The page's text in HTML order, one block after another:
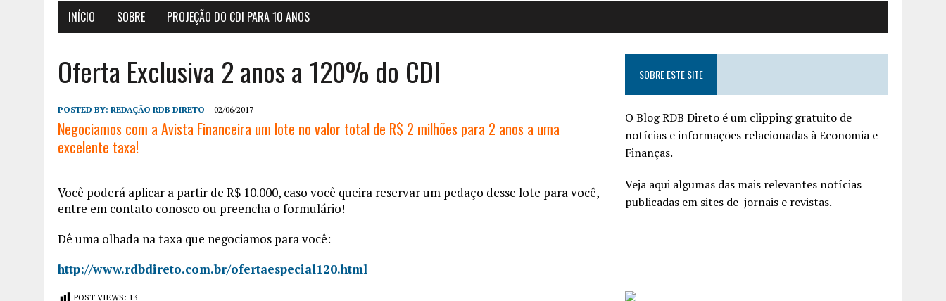
INÍCIO SOBRE PROJEÇÃO DO CDI PARA 10 ANOS
Oferta Exclusiva 2 anos a 120% do CDI
POSTED BY: REDAÇÃO RDB DIRETO 02/06/2017
Negociamos com a Avista Financeira um lote no valor total de R$ 2 milhões para 2 anos a uma
excelente taxa!
Você poderá aplicar a partir de R$ 10.000, caso você queira reservar um pedaço desse lote para você,
entre em contato conosco ou preencha o formulário!
Dê uma olhada na taxa que negociamos para você:
http://www.rdbdireto.com.br/ofertaespecial120.html
POST VIEWS: 13
SOBRE ESTE SITE
O Blog RDB Direto é um clipping gratuito de
notícias e informações relacionadas à Economia e
Finanças.
Veja aqui algumas das mais relevantes notícias
publicadas em sites de jornais e revistas.